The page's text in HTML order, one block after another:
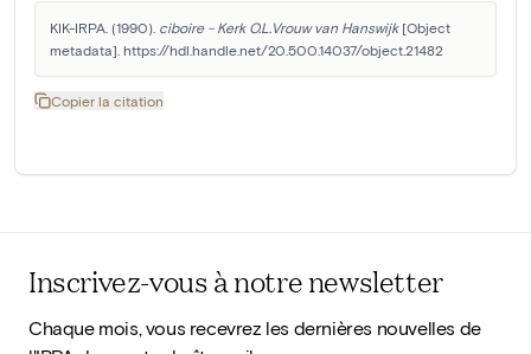
KIK-IRPA. (1990). ciboire - Kerk O.L.Vrouw van Hanswijk [Object
metadata]. https://hdl.handle.net/20.500.14037/object.21482
Copier la citation
Inscrivez-vous à notre newsletter
Chaque mois, vous recevrez les dernières nouvelles de